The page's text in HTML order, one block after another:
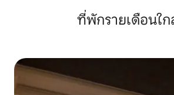
ที่พักรายเดือนใก